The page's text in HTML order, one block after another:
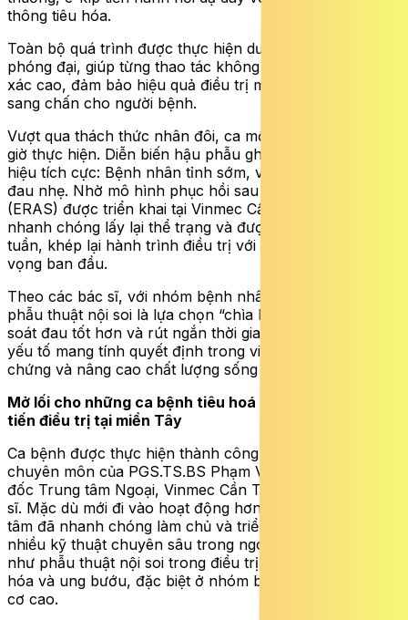
thông tiêu hóa.
Toàn bộ quá trình được thực hiện dưới hình ảnh nội soi
phóng đại, giúp từng thao tác không chỉ đạt độ chính
xác cao, đảm bảo hiệu quả điều trị mà còn giảm tối đa
sang chấn cho người bệnh.
Vượt qua thách thức nhân đôi, ca mổ thành công sau 3
giờ thực hiện. Diễn biến hậu phẫu ghi nhận nhiều tín
hiệu tích cực: Bệnh nhân tỉnh sớm, vết mổ khô, mức độ
đau nhẹ. Nhờ mô hình phục hồi sau mổ toàn diện
(ERAS) được triển khai tại Vinmec Cần Thơ,
nhanh chóng lấy lại thể trạng và được xuất viện sau
tuần, khép lại hành trình điều trị với kết quả vượt kỳ
vọng ban đầu.
Theo các bác sĩ, với nhóm bệnh nhân đa bệnh nền,
phẫu thuật nội soi là lựa chọn “chìa khóa” giúp kiểm
soát đau tốt hơn và rút ngắn thời gian hồi phục – những
yếu tố mang tính quyết định trong việc hạn chế biến
chứng và nâng cao chất lượng sống lâu dài sau điều trị.
Mở lối cho những ca bệnh tiêu hoá phức tạp: Bước
tiến điều trị tại miền Tây
Ca bệnh được thực hiện thành công dưới sự dẫn dắt
chuyên môn của PGS.TS.BS Phạm Văn Năng
đốc Trung tâm Ngoại, Vinmec Cần Thơ cùng ê-kíp bác
sĩ. Mặc dù mới đi vào hoạt động hơn
tâm đã nhanh chóng làm chủ và triển khai thường quy
nhiều kỹ thuật chuyên sâu trong ngoại khoa, tiêu biểu
như phẫu thuật nội soi trong điều trị các bệnh lý tiêu
hóa và ung bướu, đặc biệt ở nhóm bệnh nhân có nguy
cơ cao.